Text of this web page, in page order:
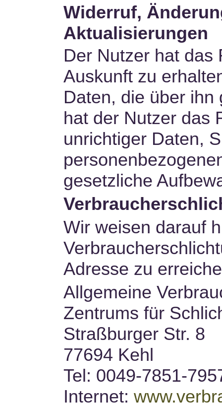
Widerruf,
Aktualisierungen
Der Nutzer hat das
Auskunft zu
Daten, die über
hat der Nutzer das
unrichtiger Daten,
gesetzliche
Wir weisen darauf
Adresse zu
Allgemeine
Zentrums für
Straßburger Str. 8
77694 Kehl
Tel: 0049-7851-
Internet: